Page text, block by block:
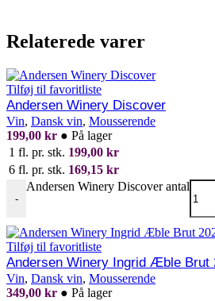
Relaterede varer
Tilføj til favoritliste
Andersen Winery Discover
Vin, Dansk vin, Mousserende
199,00 kr ● På lager
1 fl. pr. stk. 199,00 kr
6 fl. pr. stk. 169,15 kr
-
Andersen Winery Discover antal
Tilføj til favoritliste
Andersen Winery Ingrid Æble Brut
Vin, Dansk vin, Mousserende
349,00 kr ● På lager